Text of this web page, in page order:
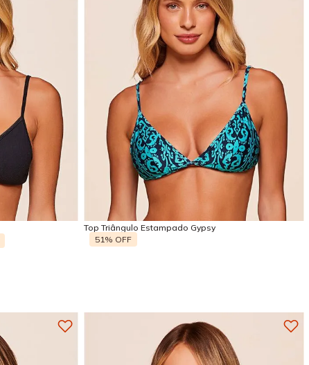
P M G GG
Top Triângulo Estampado Gypsy
51% OFF